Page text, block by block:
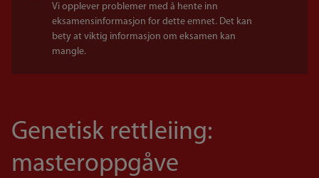
Vi opplever problemer med å hente inn
eksamensinformasjon for dette emnet. Det kan
bety at viktig informasjon om eksamen kan
mangle.
Genetisk rettleiing:
masteroppgåve